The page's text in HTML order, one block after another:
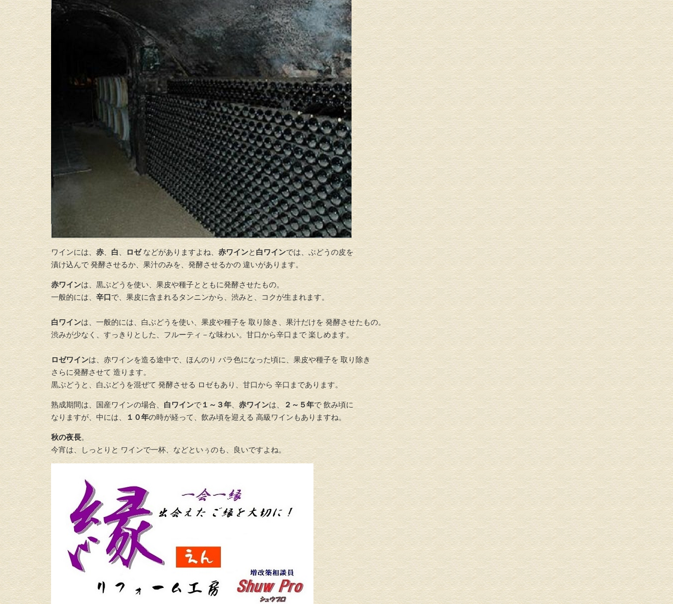
ワインには、 赤、 白 ロゼ などがありますよね、 赤ワインと 白ワインでは、ぶどうの皮を
漬け込んで 発酵させるか、果汁のみを、発酵させるかの 違いがあります。
赤ワインは、黒ぶどうを使い、果皮や種子とともに発酵させたもの。
一般的には、辛口で、果皮に含まれるタンニンから、渋みと、コクが生まれます。
白ワインは、一般的には、白ぶどうを使い、果皮や種子を 取り除き、果汁だけを 発酵させたもの。
渋みが少なく、すっきりとした、フルーティ－な味わい。甘口から辛口まで 楽しめます。
ロゼワインは、赤ワインを造る途中で、ほんのり バラ色になった頃に、果皮や種子を 取り除き
さらに発酵させて 造ります。
黒ぶどうと、白ぶどうを混ぜて 発酵させる ロゼもあり、甘口から 辛口まであります。
熟成期間は、国産ワインの場合、 白ワインで１～３年、 赤ワインは、 ２～５年で 飲み頃に
なりますが、中には、
１０年の時が経って、飲み頃を迎える 高級ワインもありますね。
秋の夜長。
今宵は、しっとりと ワインで一杯、などといぅのも、良いですよね。